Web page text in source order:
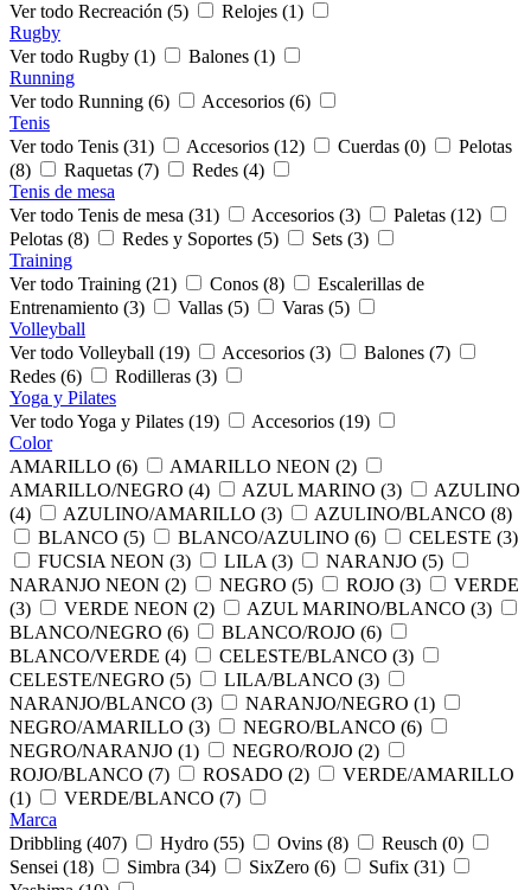
Ver todo Recreación (5)
Relojes (1)
Rugby
Ver todo Rugby (1)
Balones (1)
Running
Ver todo Running (6)
Accesorios (6)
Tenis
Ver todo Tenis (31)
Accesorios (12) Cuerdas (0)
Pelotas
(8)
Raquetas (7)
Redes (4)
Tenis de mesa
Ver todo Tenis de mesa (31)
Accesorios (3)
Paletas (12)
Pelotas (8)
Redes y Soportes (5)
Sets (3)
Training
Ver todo Training (21)
Conos (8)
Escalerillas de
Entrenamiento (3)
Vallas (5)
Varas (5)
Volleyball
Ver todo Volleyball (19)
Accesorios (3)
Balones (7)
Redes (6)
Rodilleras (3)
Yoga y Pilates
Ver todo Yoga y Pilates (19)
Accesorios (19)
Color
AMARILLO (6)
AMARILLO NEON (2)
AMARILLO/NEGRO (4)
AZUL MARINO (3)
AZULINO
(4)
AZULINO/AMARILLO (3)
AZULINO/BLANCO (8)
BLANCO (5)
BLANCO/AZULINO (6)
CELESTE (3)
FUCSIA NEON (3)
LILA (3)
NARANJO (5)
NARANJO NEON (2)
NEGRO (5) ROJO (3)
VERDE
(3)
VERDE NEON (2)
AZUL MARINO/BLANCO (3)
BLANCO/NEGRO (6)
BLANCO/ROJO (6)
BLANCO/VERDE (4)
CELESTE/BLANCO (3)
CELESTE/NEGRO (5)
LILA/BLANCO (3)
NARANJO/BLANCO (3)
NARANJO/NEGRO (1)
NEGRO/AMARILLO (3)
NEGRO/BLANCO (6)
NEGRO/NARANJO (1)
NEGRO/ROJO (2)
ROJO/BLANCO (7)
ROSADO (2)
VERDE/AMARILLO
(1)
VERDE/BLANCO (7)
Marca
Dribbling (407)
Hydro (55) Ovins (8)
Reusch (0)
Sensei (18)
Simbra (34) SixZero (6)
Sufix (31)